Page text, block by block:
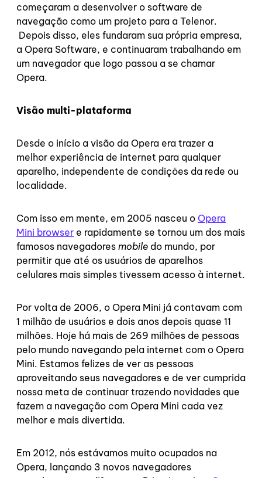
começaram a desenvolver o software de
navegação como um projeto para a Telenor.
Depois disso, eles fundaram sua própria empresa,
a Opera Software, e continuaram trabalhando em
um navegador que logo passou a se chamar
Opera.
Visão multi-plataforma
Desde o início a visão da Opera era trazer a
melhor experiência de internet para qualquer
aparelho, independente de condições da rede ou
localidade.
Com isso em mente, em 2005 nasceu o Opera
Mini browser e rapidamente se tornou um dos mais
famosos navegadores mobile do mundo, por
permitir que até os usuários de aparelhos
celulares mais simples tivessem acesso à internet.
Por volta de 2006, o Opera Mini já contavam com
1 milhão de usuários e dois anos depois quase 11
milhões. Hoje há mais de 269 milhões de pessoas
pelo mundo navegando pela internet com o Opera
Mini. Estamos felizes de ver as pessoas
aproveitando seus navegadores e de ver cumprida
nossa meta de continuar trazendo novidades que
fazem a navegação com Opera Mini cada vez
melhor e mais divertida.
Em 2012, nós estávamos muito ocupados na
Opera, lançando 3 novos navegadores